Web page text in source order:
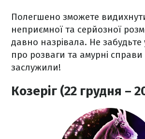
Полегшено зможете видихнути
неприємної та серйозної
давно назрівала. Не забудьте
про розваги та амурні
заслужили!
Козеріг (22 грудня –